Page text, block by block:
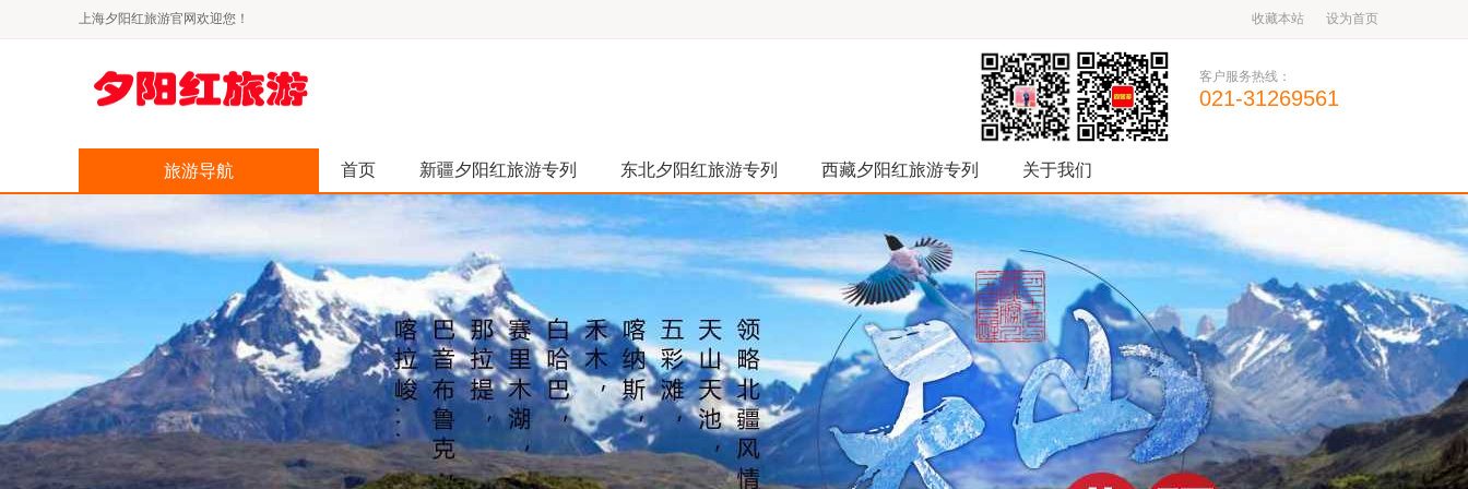
上海夕阳红旅游官网欢迎您！ 收藏本站 设为首页
客户服务热线：
021-31269561
旅游导航 首页 新疆夕阳红旅游专列 东北夕阳红旅游专列 西藏夕阳红旅游专列 关于我们